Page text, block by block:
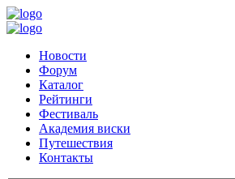
Новости
Форум
Каталог
Рейтинги
Фестиваль
Академия виски
Путешествия
Контакты